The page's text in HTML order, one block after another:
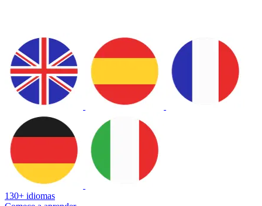
130+ idiomas